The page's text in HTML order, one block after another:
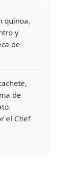
quinoa,
y
de
de
el Chef